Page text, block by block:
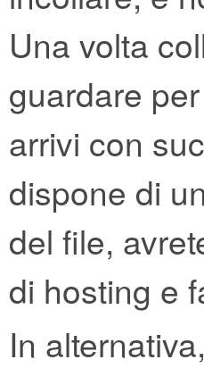
Una volta
guardare
arrivi con
dispone di
del file,
di hosting e
In